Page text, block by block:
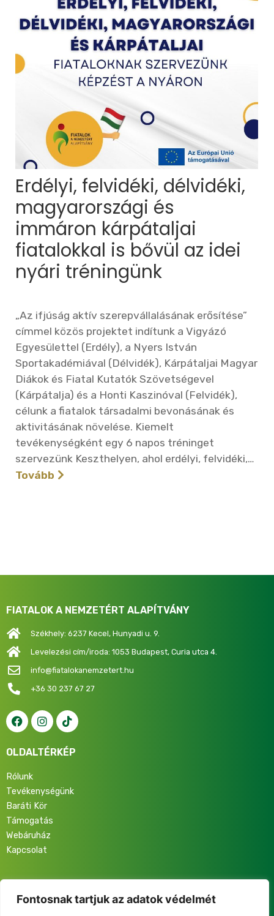
Fontosnak tartjuk az adatok védelmét
Erdélyi, felvidéki, délvidéki,
magyarországi és
immáron kárpátaljai
fiatalokkal is bővül az idei
nyári tréningünk
„Az ifjúság aktív szerepvállalásának erősítése”
címmel közös projektet indítunk a Vigyázó
Egyesülettel (Erdély), a Nyers István
Sportakadémiával (Délvidék), Kárpátaljai Magyar
Diákok és Fiatal Kutatók Szövetségevel
(Kárpátalja) és a Honti Kaszinóval (Felvidék),
célunk a fiatalok társadalmi bevonásának és
aktivitásának növelése. Kiemelt
tevékenységként egy 6 napos tréninget
szervezünk Keszthelyen, ahol erdélyi, felvidéki,…
Tovább
FIATALOK A NEMZETÉRT ALAPÍTVÁNY
Székhely: 6237 Kecel, Hunyadi u. 9.
Levelezési cím/iroda: 1053 Budapest, Curia utca 4.
info@fiatalokanemzetert.hu
+36 30 237 67 27
OLDALTÉRKÉP
Rólunk
Tevékenységünk
Baráti Kör
Támogatás
Webáruház
Kapcsolat
eseményeinkről és közösségünk életéről!